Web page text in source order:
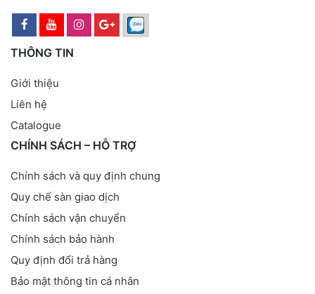
THÔNG TIN
Giới thiệu
Liên hệ
Catalogue
CHÍNH SÁCH – HỖ TRỢ
Chính sách và quy định chung
Quy chế sàn giao dịch
Chính sách vận chuyển
Chính sách bảo hành
Quy định đổi trả hàng
Bảo mật thông tin cá nhân